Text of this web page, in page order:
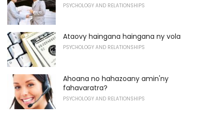
PSYCHOLOGY AND RELATIONSHIPS
Ataovy haingana haingana ny vola
PSYCHOLOGY AND RELATIONSHIPS
Ahoana no hahazoany amin'ny
fahavaratra?
PSYCHOLOGY AND RELATIONSHIPS